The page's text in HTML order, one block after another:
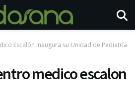
Escalón inaugura su Unidad de Pediatría
medico escalon